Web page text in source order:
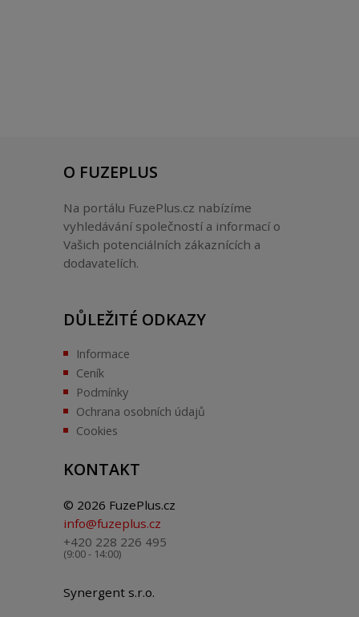
O FUZEPLUS
Na portálu FuzePlus.cz nabízíme
vyhledávání společností a informací o
Vašich potenciálních zákaznících a
dodavatelích.
DŮLEŽITÉ ODKAZY
Informace
Ceník
Podmínky
Ochrana osobních údajů
Cookies
KONTAKT
© 2026 FuzePlus.cz
info@fuzeplus.cz
+420 228 226 495
(9:00 - 14:00)
Synergent s.r.o.